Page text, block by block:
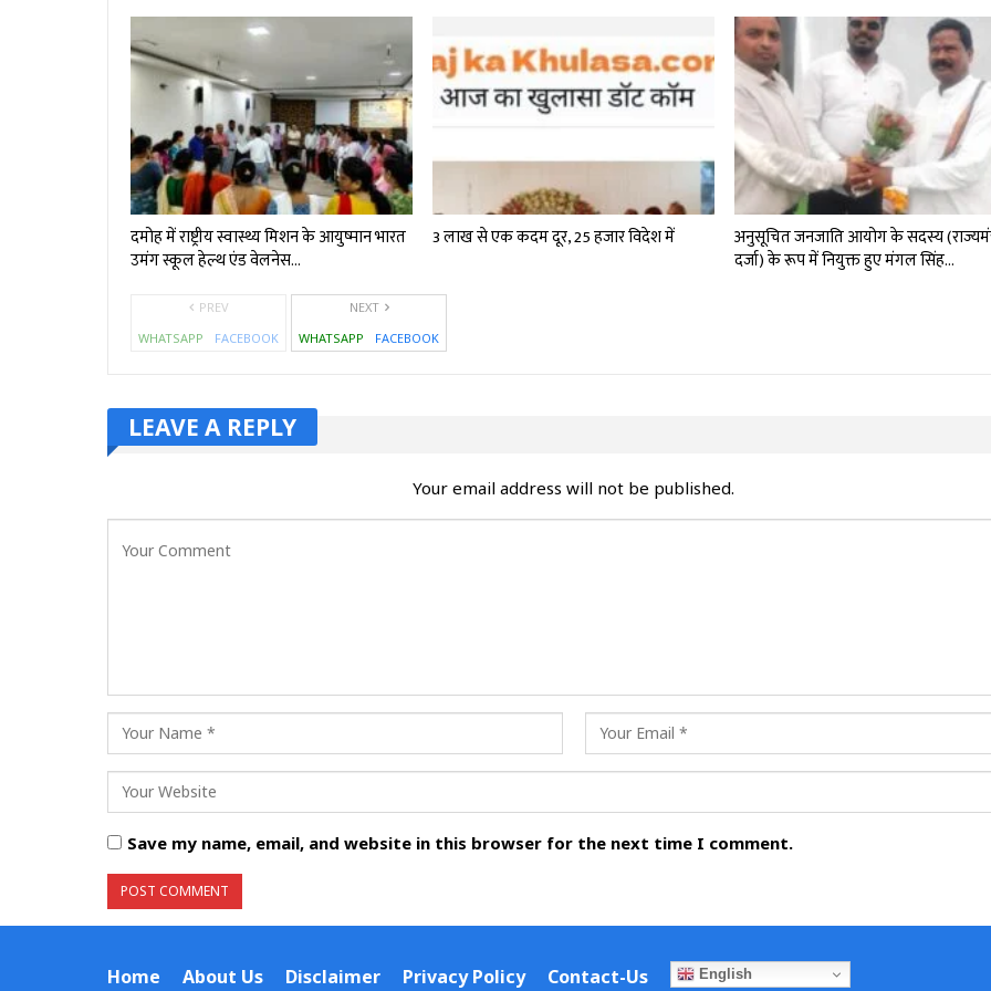
दमोह में राष्ट्रीय स्वास्थ्य मिशन के आयुष्मान भारत
उमंग स्कूल हेल्थ एंड वेलनेस…
3 लाख से एक कदम दूर, 25 हजार विदेश में
अनुसूचित जनजाति आयोग के सदस्य
दर्जा) के रूप में नियुक्त हुए मंगल सिंह…
PREV
WHATSAPP
FACEBOOK
NEXT
WHATSAPP
FACEBOOK
LEAVE A REPLY
Your email address will not be published.
Save my name, email, and website in this browser for the next time I comment.
Home About Us Disclaimer Privacy Policy Contact-Us English